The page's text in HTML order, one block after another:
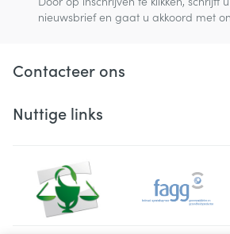
nieuwsbrief en gaat u akkoord met
Contacteer ons
Nuttige links